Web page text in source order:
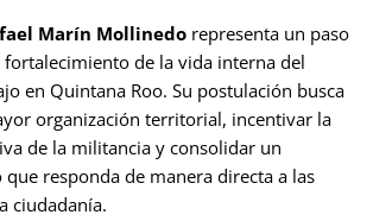
Marín Mollinedo representa un paso
de la vida interna del
en Quintana Roo. Su postulación busca
organización territorial, incentivar la
de la militancia y consolidar un
responda de manera directa a las
ciudadanía.